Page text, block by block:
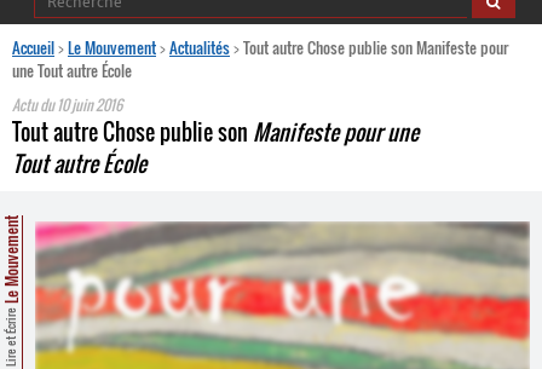
Ressources pédagogiques
Espace presse
Contacts
Accueil>Le Mouvement>Actualités>Tout autre Chose publie son Manifeste pour
une Tout autre École
Actu du10 juin 2016
Tout autre Chose publie son Manifeste pour une
Tout autre École
Lire et Écrire
Le Mouvement